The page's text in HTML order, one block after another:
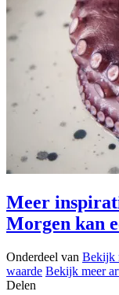
Meer
Morgen kan
Onderdeel van Bekijk
waarde Bekijk meer
Delen